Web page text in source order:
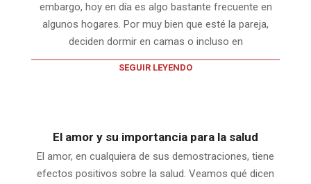
embargo, hoy en día es algo bastante frecuente en
algunos hogares. Por muy bien que esté la pareja,
deciden dormir en camas o incluso en
SEGUIR LEYENDO
El amor y su importancia para la salud
El amor, en cualquiera de sus demostraciones, tiene
efectos positivos sobre la salud. Veamos qué dicen